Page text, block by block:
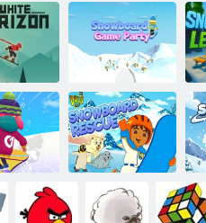
alb
Petrecere de joc
de snowboard
Du-te Diego